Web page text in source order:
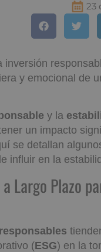
inversión
y emocional de
y la
un impacto
se detallan
influir en la
a Largo
Negativos
(ESG) en la